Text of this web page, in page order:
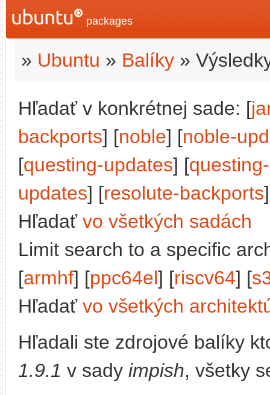
packages
» Ubuntu » Balíky »
Hľadať v konkrétnej sade: [
backports] [noble] [noble-
[questing-updates] [
updates] [resolute-backports
Hľadať vo všetkých sadách
Limit search to a specific
[armhf] [ppc64el] [riscv64] [
Hľadať vo všetkých
Hľadali ste zdrojové balíky
1.9.1 v sady impish, všetky